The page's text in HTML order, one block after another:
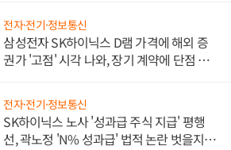
전자·전기·정보통신
삼성전자 SK하이닉스 D램 가격에 해외 증
권가 '고점' 시각 나와, 장기 계약에 단점 부
전자·전기·정보통신
SK하이닉스 노사 '성과급 주식 지급' 평행
선, 곽노정 'N% 성과급' 법적 논란 벗을지 주